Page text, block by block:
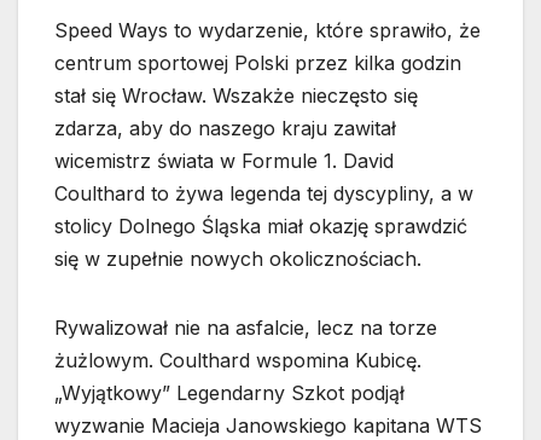
Speed Ways to wydarzenie, które sprawiło, że
centrum sportowej Polski przez kilka godzin
stał się Wrocław. Wszakże nieczęsto się
zdarza, aby do naszego kraju zawitał
wicemistrz świata w Formule 1. David
Coulthard to żywa legenda tej dyscypliny, a w
stolicy Dolnego Śląska miał okazję sprawdzić
się w zupełnie nowych okolicznościach.
Rywalizował nie na asfalcie, lecz na torze
żużlowym. Coulthard wspomina Kubicę.
„Wyjątkowy” Legendarny Szkot podjął
wyzwanie Macieja Janowskiego kapitana WTS